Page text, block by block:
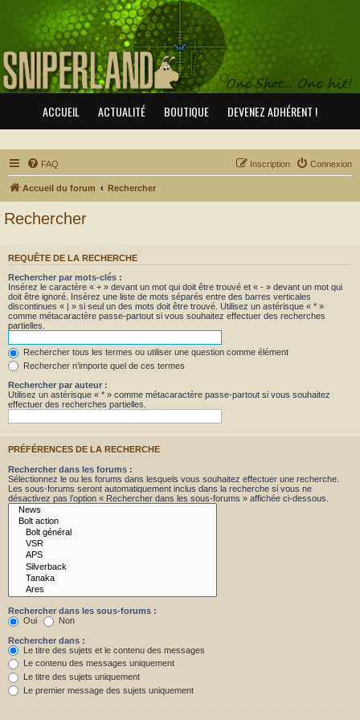
ACCUEIL ACTUALITÉ BOUTIQUE DEVENEZ ADHÉRENT !
FAQ Connexion
Inscription
Accueil du forum Rechercher
Rechercher
REQUÊTE DE LA RECHERCHE
Rechercher par mots-clés :
Insérez le caractère « + » devant un mot qui doit être trouvé et « - » devant un mot qui
doit être ignoré. Insérez une liste de mots séparés entre des barres verticales
discontinues « | » si seul un des mots doit être trouvé. Utilisez un astérisque « * »
comme métacaractère passe-partout si vous souhaitez effectuer des recherches
partielles.
Rechercher tous les termes ou utiliser une question comme élément
Rechercher n’importe quel de ces termes
Rechercher par auteur :
Utilisez un astérisque « * » comme métacaractère passe-partout si vous souhaitez
effectuer des recherches partielles.
PRÉFÉRENCES DE LA RECHERCHE
Rechercher dans les forums :
Sélectionnez le ou les forums dans lesquels vous souhaitez effectuer une recherche.
Les sous-forums seront automatiquement inclus dans la recherche si vous ne
désactivez pas l’option « Rechercher dans les sous-forums » affichée ci-dessous.
Rechercher dans les sous-forums :
Oui
Non
Rechercher dans :
Le titre des sujets et le contenu des messages
Le contenu des messages uniquement
Le titre des sujets uniquement
Le premier message des sujets uniquement